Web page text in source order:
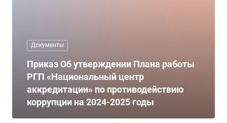
Документы
Приказ Об утверждении Плана работы
РГП «Национальный центр
аккредитации» по противодействию
коррупции на 2024-2025 годы